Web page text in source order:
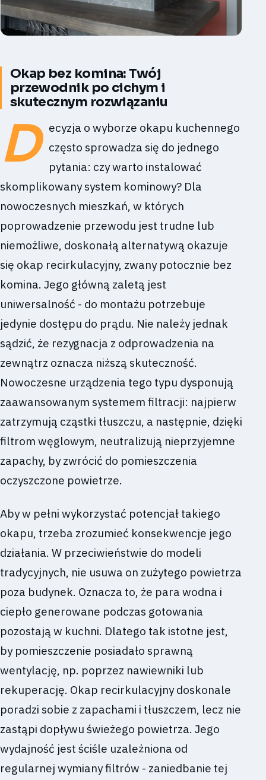
Okap bez komina: Twój
przewodnik po cichym i
skutecznym rozwiązaniu
D
ecyzja o wyborze okapu kuchennego
często sprowadza się do jednego
pytania: czy warto instalować
skomplikowany system kominowy? Dla
nowoczesnych mieszkań, w których
poprowadzenie przewodu jest trudne lub
niemożliwe, doskonałą alternatywą okazuje
się okap recirkulacyjny, zwany potocznie bez
komina. Jego główną zaletą jest
uniwersalność - do montażu potrzebuje
jedynie dostępu do prądu. Nie należy jednak
sądzić, że rezygnacja z odprowadzenia na
zewnątrz oznacza niższą skuteczność.
Nowoczesne urządzenia tego typu dysponują
zaawansowanym systemem filtracji: najpierw
zatrzymują cząstki tłuszczu, a następnie, dzięki
filtrom węglowym, neutralizują nieprzyjemne
zapachy, by zwrócić do pomieszczenia
oczyszczone powietrze.
Aby w pełni wykorzystać potencjał takiego
okapu, trzeba zrozumieć konsekwencje jego
działania. W przeciwieństwie do modeli
tradycyjnych, nie usuwa on zużytego powietrza
poza budynek. Oznacza to, że para wodna i
ciepło generowane podczas gotowania
pozostają w kuchni. Dlatego tak istotne jest,
by pomieszczenie posiadało sprawną
wentylację, np. poprzez nawiewniki lub
rekuperację. Okap recirkulacyjny doskonale
poradzi sobie z zapachami i tłuszczem, lecz nie
zastąpi dopływu świeżego powietrza. Jego
wydajność jest ściśle uzależniona od
regularnej wymiany filtrów - zaniedbanie tej